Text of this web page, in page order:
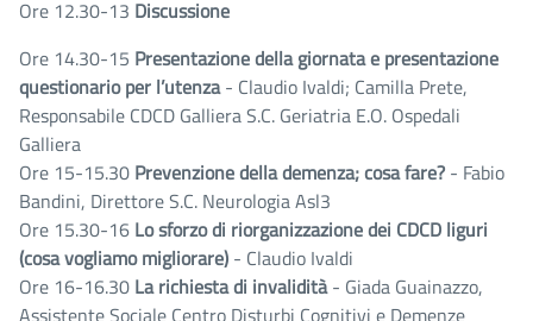
Ore 12.30-13 Discussione
Ore 14.30-15 Presentazione della giornata e presentazione
questionario per l’utenza- Claudio Ivaldi; Camilla Prete,
Responsabile CDCD Galliera S.C. Geriatria E.O. Ospedali
Galliera
Ore 15-15.30 Prevenzione della demenza; cosa fare? - Fabio
Bandini, Direttore S.C. Neurologia Asl3
Ore 15.30-16 Lo sforzo di riorganizzazione dei CDCD liguri
(cosa vogliamo migliorare) - Claudio Ivaldi
Ore 16-16.30 La richiesta di invalidità- Giada Guainazzo,
Assistente Sociale Centro Disturbi Cognitivi e Demenze